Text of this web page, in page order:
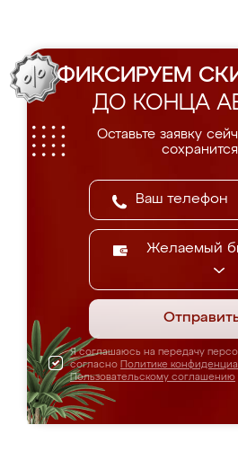
ФИКСИРУЕМ
ДО КОНЦА
Оставьте заявку
Желаемый
Я соглашаюсь на передачу
согласно Политике
Пользовательскому соглашению